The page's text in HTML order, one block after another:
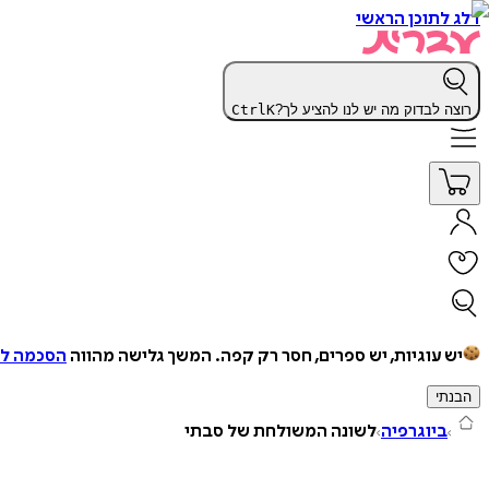
דלג לתוכן הראשי
רוצה לבדוק מה יש לנו להציע לך? CtrlK
יש עוגיות, יש ספרים, חסר רק קפה. המשך גלישה מהווה הסכמה
הבנתי
ביוגרפיה לשונה המשולחת של סבתי